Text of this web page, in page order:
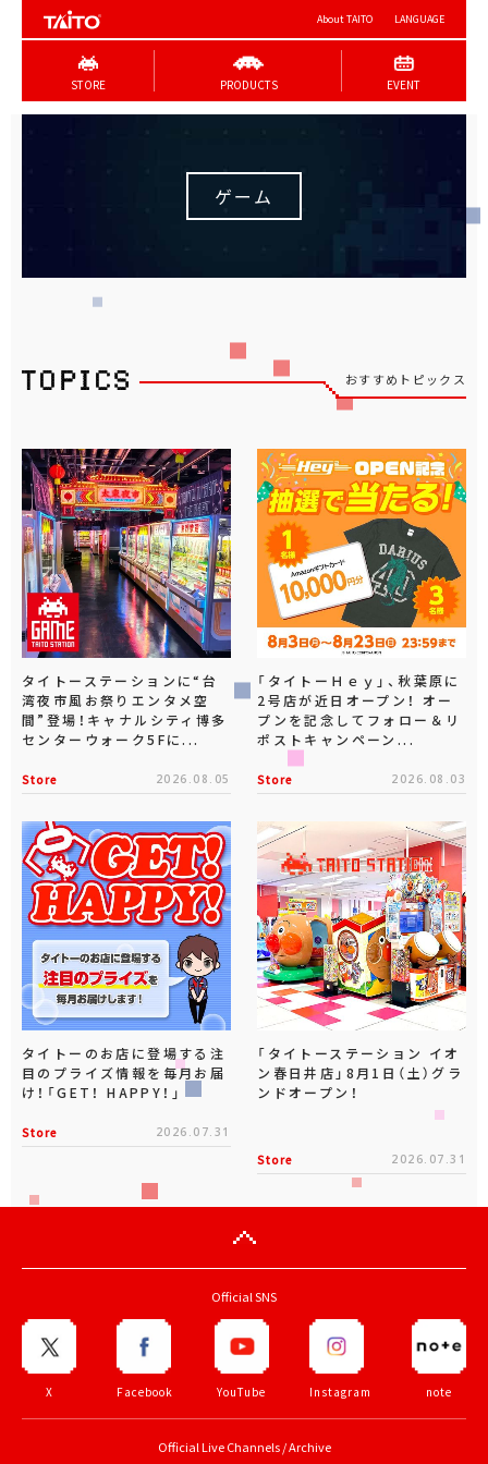
About TAITO LANGUAGE
STORE PRODUCTS EVENT
ゲーム
おすすめトピックス
タイトーステーションに“台
湾夜市風お祭りエンタメ空
間”登場！キャナルシティ博多
センターウォーク5Fに...
Store 2026.08.05
「タイトーＨｅｙ」、秋葉原に
2号店が近日オープン！ オー
プンを記念してフォロー＆リ
ポストキャンペーン...
Store 2026.08.03
タイトーのお店に登場する注
目のプライズ情報を毎月お届
け！「GET！ HAPPY！」
Store 2026.07.31
「タイトーステーション イオ
ン春日井店」8月1日（土）グラ
ンドオープン！
Store 2026.07.31
Official SNS
X Facebook YouTube Instagram note
Official Live Channels / Archive